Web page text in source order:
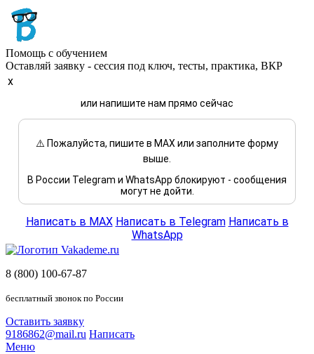
Помощь с обучением
Оставляй заявку - сессия под ключ, тесты, практика, ВКР
x
или напишите нам прямо сейчас
⚠️ Пожалуйста, пишите в MAX или заполните форму
выше.
В России Telegram и WhatsApp блокируют - сообщения
могут не дойти.
Написать в MAX Написать в Telegram Написать в
WhatsApp
8 (800) 100-67-87
бесплатный звонок по России
Оставить заявку
9186862@mail.ru Написать
Меню